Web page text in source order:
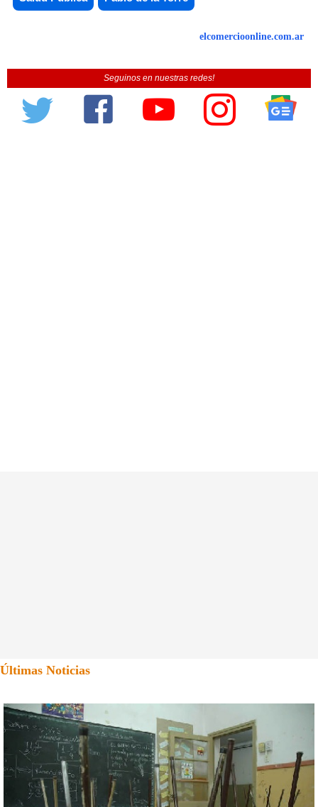
elcomercioonline.com.ar
Seguinos en nuestras redes!
Últimas Noticias